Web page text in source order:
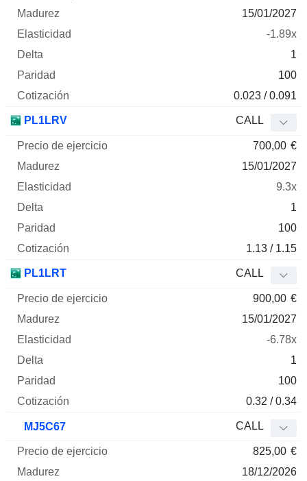
15/01/2027
-1.89x
1
100
0.023 / 0.091
PL1LRV CALL
700,00 €
15/01/2027
9.3x
1
100
1.13 / 1.15
PL1LRT CALL
900,00 €
15/01/2027
-6.78x
1
100
0.32 / 0.34
MJ5C67 CALL
825,00 €
18/12/2026